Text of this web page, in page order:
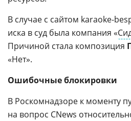
В случае с сайтом karaoke-
иска в суд была компания «
Причиной стала композиция
«Нет».
Ошибочные блокировки
В Роскомнадзоре к моменту
на вопрос CNews